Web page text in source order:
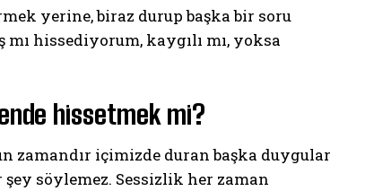
yerine, biraz durup başka bir soru
hissediyorum, kaygılı mı, yoksa
hissetmek mi?
zamandır içimizde duran başka duygular
söylemez. Sessizlik her zaman